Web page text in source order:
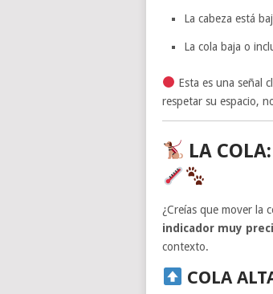
La cabeza está
La cola baja o
Esta es una señal
respetar su espacio,
LA
¿Creías que mover la
indicador muy
contexto.
COLA